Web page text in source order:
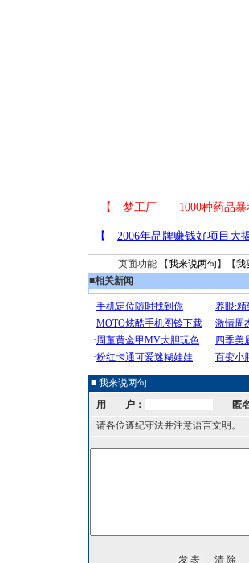
页面功能 【我来说两句 】【我
■相关新闻
■ 我来说两句
用 户：
匿
请各位遵纪守法并注意语言文明。